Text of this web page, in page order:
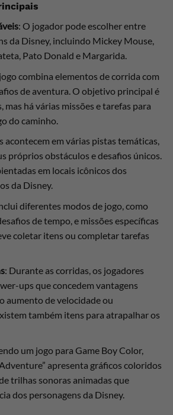
: O jogador pode escolher entre
da Disney, incluindo Mickey Mouse,
Pato Donald e Margarida.
combina elementos de corrida com
de aventura. O objetivo principal é
mas há várias missões e tarefas para
do caminho.
acontecem em várias pistas temáticas,
próprios obstáculos e desafios únicos.
em locais icônicos dos
da Disney.
diferentes modos de jogo, como
de tempo, e missões específicas
coletar itens ou completar tarefas
: Durante as corridas, os jogadores
ups que concedem vantagens
aumento de velocidade ou
também itens para atrapalhar os
um jogo para Game Boy Color,
apresenta gráficos coloridos
trilhas sonoras animadas que
dos personagens da Disney.